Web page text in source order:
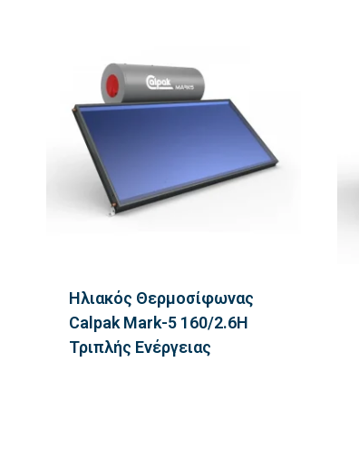
Ηλιακός Θερμοσίφωνας
Calpak Mark-5 160/2.6H
Τριπλής Ενέργειας